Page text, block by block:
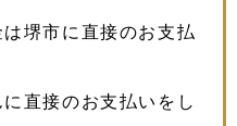
堺市に直接のお支払
直接のお支払いをし